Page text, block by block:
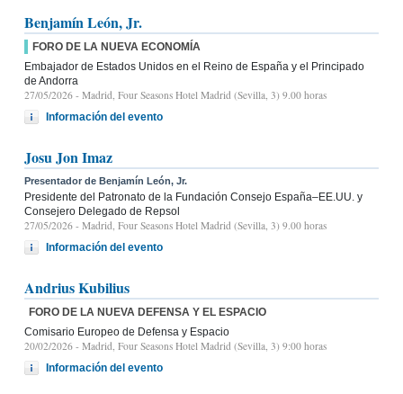
Benjamín León, Jr.
FORO DE LA NUEVA ECONOMÍA
Embajador de Estados Unidos en el Reino de España y el Principado
de Andorra
27/05/2026 - Madrid, Four Seasons Hotel Madrid (Sevilla, 3) 9.00 horas
Información del evento
Josu Jon Imaz
Presentador de Benjamín León, Jr.
Presidente del Patronato de la Fundación Consejo España–EE.UU. y
Consejero Delegado de Repsol
27/05/2026 - Madrid, Four Seasons Hotel Madrid (Sevilla, 3) 9.00 horas
Información del evento
Andrius Kubilius
FORO DE LA NUEVA DEFENSA Y EL ESPACIO
Comisario Europeo de Defensa y Espacio
20/02/2026 - Madrid, Four Seasons Hotel Madrid (Sevilla, 3) 9:00 horas
Información del evento